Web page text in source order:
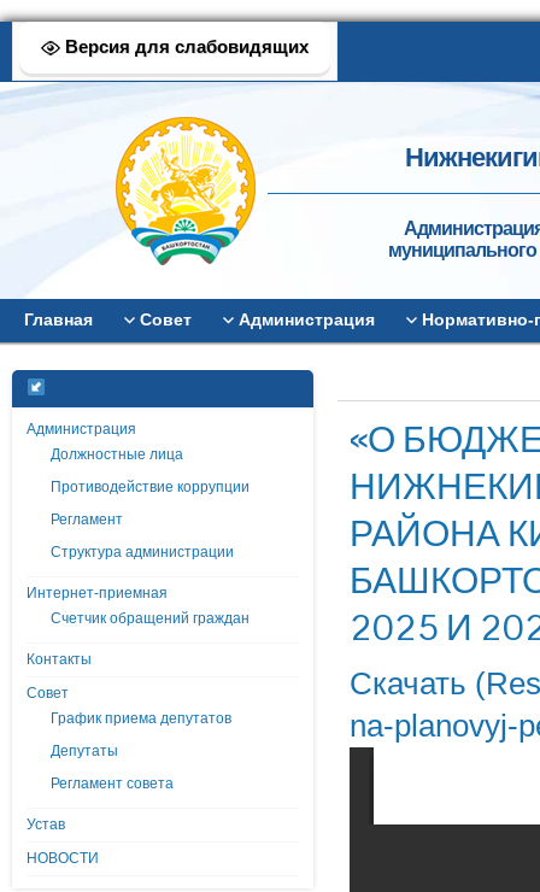
Версия для слабовидящих
муниципального
Главная Совет Администрация
Администрация
Должностные лица
Противодействие коррупции
Регламент
Структура администрации
Интернет-приемная
Счетчик обращений граждан
Контакты
Совет
График приема депутатов
Депутаты
Регламент совета
Устав
НОВОСТИ
«О
РАЙОНА
2025 И
Скачать
na-planovyj-